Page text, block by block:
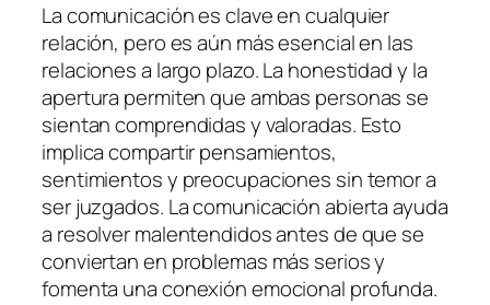
La comunicación es clave en cualquier
relación, pero es aún más esencial en las
relaciones a largo plazo. La honestidad y la
apertura permiten que ambas personas se
sientan comprendidas y valoradas. Esto
implica compartir pensamientos,
sentimientos y preocupaciones sin temor a
ser juzgados. La comunicación abierta ayuda
a resolver malentendidos antes de que se
conviertan en problemas más serios y
fomenta una conexión emocional profunda.